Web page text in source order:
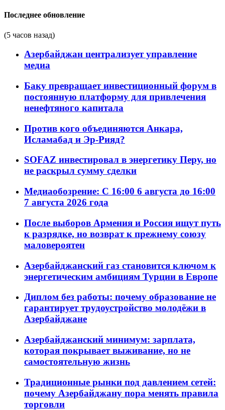
Последнее обновление
(5 часов назад)
Азербайджан централизует управление
медиа
Баку превращает инвестиционный форум в
постоянную платформу для привлечения
ненефтяного капитала
Против кого объединяются Анкара,
Исламабад и Эр-Рияд?
SOFAZ инвестировал в энергетику Перу, но
не раскрыл сумму сделки
Медиаобозрение: С 16:00 6 августа до 16:00
7 августа 2026 года
После выборов Армения и Россия ищут путь
к разрядке, но возврат к прежнему союзу
маловероятен
Азербайджанский газ становится ключом к
энергетическим амбициям Турции в Европе
Диплом без работы: почему образование не
гарантирует трудоустройство молодёжи в
Азербайджане
Азербайджанский минимум: зарплата,
которая покрывает выживание, но не
самостоятельную жизнь
Традиционные рынки под давлением сетей:
почему Азербайджану пора менять правила
торговли